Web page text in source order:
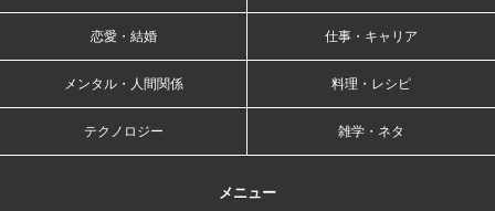
恋愛・結婚 仕事・キャリア
メンタル・人間関係 料理・レシピ
テクノロジー 雑学・ネタ
メニュー